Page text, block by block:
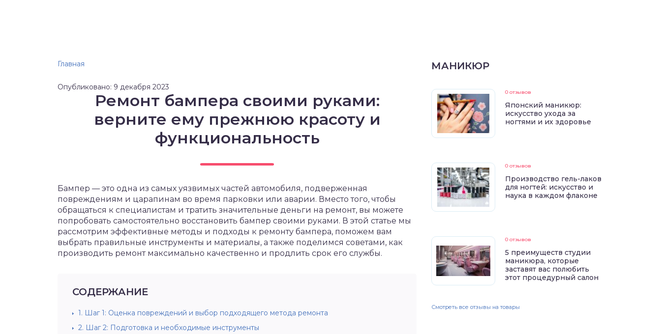
Главная
Опубликовано: 9 декабря 2023
Ремонт бампера своими руками:
верните ему прежнюю красоту и
функциональность
Бампер — это одна из самых уязвимых частей автомобиля, подверженная
повреждениям и царапинам во время парковки или аварии. Вместо того, чтобы
обращаться к специалистам и тратить значительные деньги на ремонт, вы можете
попробовать самостоятельно восстановить бампер своими руками. В этой статье мы
рассмотрим эффективные методы и подходы к ремонту бампера, поможем вам
выбрать правильные инструменты и материалы, а также поделимся советами, как
производить ремонт максимально качественно и продлить срок его службы.
СОДЕРЖАНИЕ
1. Шаг 1: Оценка повреждений и выбор подходящего метода ремонта
2. Шаг 2: Подготовка и необходимые инструменты
МАНИКЮР
0 отзывов
Японский маникюр:
искусство ухода за
ногтями и их здоровье
0 отзывов
Производство гель-лаков
для ногтей: искусство и
наука в каждом флаконе
0 отзывов
5 преимуществ студии
маникюра, которые
заставят вас полюбить
этот процедурный салон
Смотреть все отзывы на товары